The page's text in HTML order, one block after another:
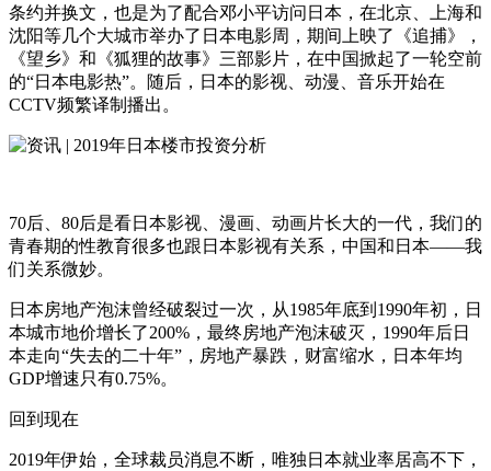
条约并换文，也是为了配合邓小平访问日本，在北京、上海和
沈阳等几个大城市举办了日本电影周，期间上映了《追捕》，
《望乡》和《狐狸的故事》三部影片，在中国掀起了一轮空前
的“日本电影热”。随后，日本的影视、动漫、音乐开始在
CCTV频繁译制播出。
70后、80后是看日本影视、漫画、动画片长大的一代，我们的
青春期的性教育很多也跟日本影视有关系，中国和日本——我
们关系微妙。
日本房地产泡沫曾经破裂过一次，从1985年底到1990年初，日
本城市地价增长了200%，最终房地产泡沫破灭，1990年后日
本走向“失去的二十年”，房地产暴跌，财富缩水，日本年均
GDP增速只有0.75%。
回到现在
2019年伊始，全球裁员消息不断，唯独日本就业率居高不下，